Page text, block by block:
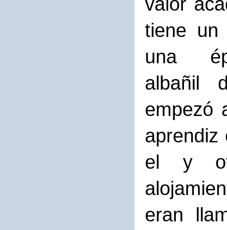
tiene un
una
albañil
empezó
aprendiz
el y
eran